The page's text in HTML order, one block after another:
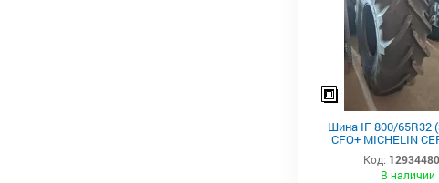
Шина IF 800/65R32
CFO+ MICHELIN
181A8 TL
Код:
В наличии